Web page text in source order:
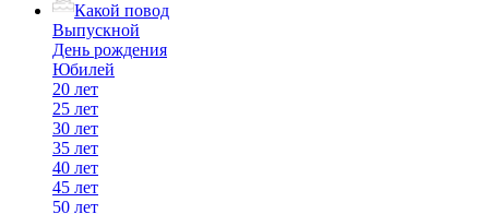
Какой повод
Выпускной
День рождения
Юбилей
20 лет
25 лет
30 лет
35 лет
40 лет
45 лет
50 лет